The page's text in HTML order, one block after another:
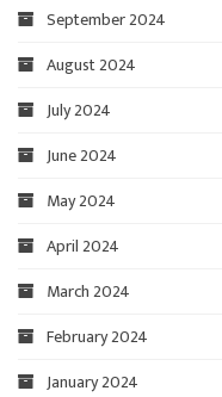
September 2024
August 2024
July 2024
June 2024
May 2024
April 2024
March 2024
February 2024
January 2024